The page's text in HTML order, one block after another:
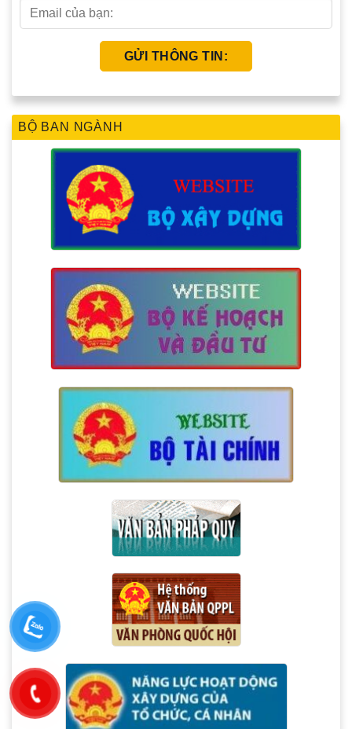
BỘ BAN NGÀNH